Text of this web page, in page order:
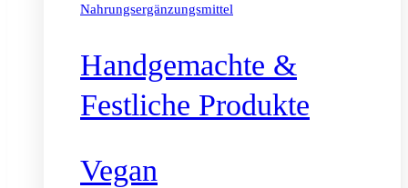
Nahrungsergänzungsmittel
Handgemachte &
Festliche Produkte
Vegan